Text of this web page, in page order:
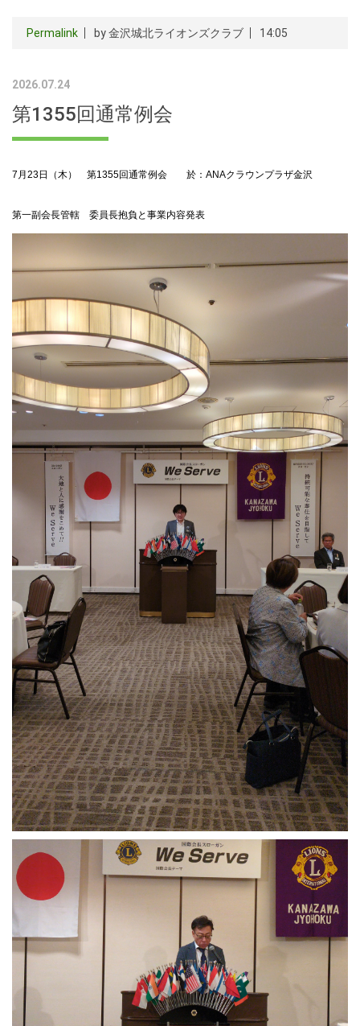
Permalink by 金沢城北ライオンズクラブ 14:05
2026.07.24
第1355回通常例会
7月23日（木） 第1355回通常例会 於：ANAクラウンプラザ金沢
第一副会長管轄 委員長抱負と事業内容発表